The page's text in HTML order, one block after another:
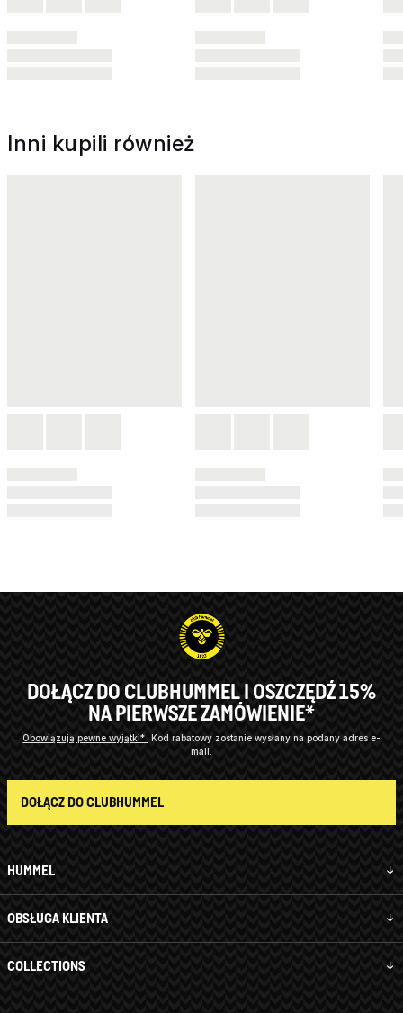
Inni kupili również
HUMMEL
OBSŁUGA KLIENTA
COLLECTIONS
DOŁĄCZ DO CLUBHUMMEL I OSZCZĘDŹ 15%
NA PIERWSZE ZAMÓWIENIE*
Obowiązują pewne wyjątki*
Kod rabatowy zostanie wysłany na podany adres e-
mail.
DOŁĄCZ DO CLUBHUMMEL